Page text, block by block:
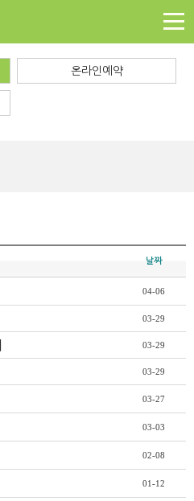
온라인예약
날짜
04-06
03-29
03-29
03-29
03-27
03-03
02-08
01-12